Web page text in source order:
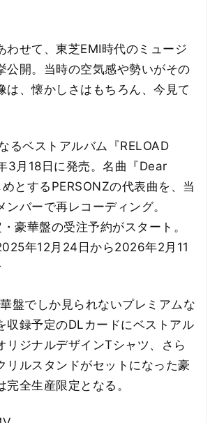
せて、東芝EMI時代のミュージ
公開。当時の空気感や勢いがその
は、懐かしさはもちろん、今見て
るベストアルバム『RELOAD
3月18日に発売。名曲『Dear
とするPERSONZの代表曲を、当
ンバーで再レコーディング。
豪華盤の受注予約がスタート。
年12月24日から2026年2月11
盤でしか見られないプレミアムな
収録予定のDLカードにベストアル
リジナルデザインTシャツ、さら
リルスタンドがセットになった豪
全生産限定となる。